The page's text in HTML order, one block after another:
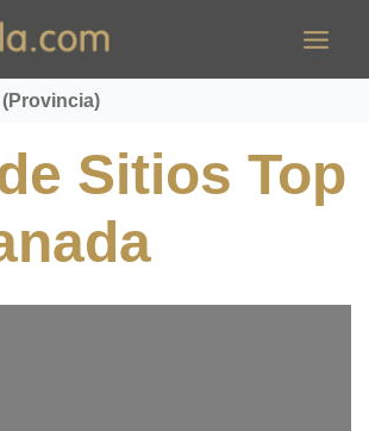
(Provincia)
Sitios Top